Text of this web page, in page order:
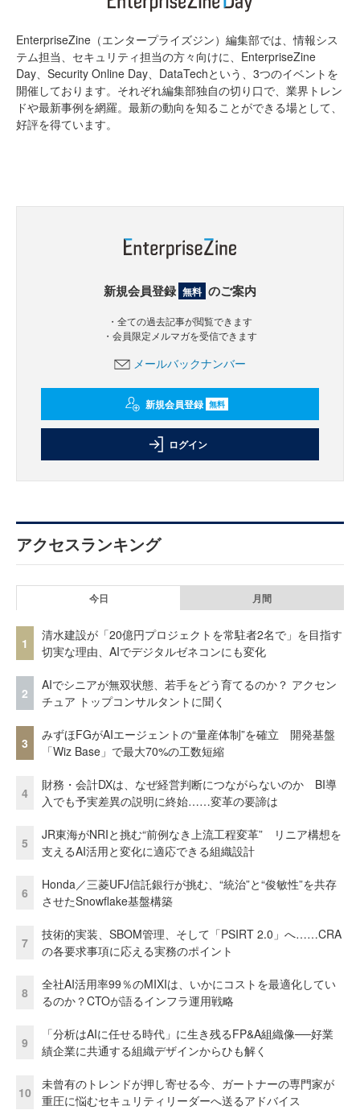
EnterpriseZine（エンタープライズジン）編集部では、情報シス
テム担当、セキュリティ担当の方々向けに、EnterpriseZine
Day、Security Online Day、DataTechという、3つのイベントを
開催しております。それぞれ編集部独自の切り口で、業界トレン
ドや最新事例を網羅。最新の動向を知ることができる場として、
好評を得ています。
新規会員登録 無料 のご案内
・全ての過去記事が閲覧できます
・会員限定メルマガを受信できます
メールバックナンバー
新規会員登録 無料
ログイン
アクセスランキング
今日 月間
1
清水建設が「20億円プロジェクトを常駐者2名で」を目指す
切実な理由、AIでデジタルゼネコンにも変化
2
AIでシニアが無双状態、若手をどう育てるのか？ アクセン
チュア トップコンサルタントに聞く
3
みずほFGがAIエージェントの“量産体制”を確立 開発基盤
「Wiz Base」で最大70%の工数短縮
4
財務・会計DXは、なぜ経営判断につながらないのか BI導
入でも予実差異の説明に終始……変革の要諦は
5
JR東海がNRIと挑む“前例なき上流工程変革” リニア構想を
支えるAI活用と変化に適応できる組織設計
6
Honda／三菱UFJ信託銀行が挑む、“統治”と“俊敏性”を共存
させたSnowflake基盤構築
7
技術的実装、SBOM管理、そして「PSIRT 2.0」へ……CRA
の各要求事項に応える実務のポイント
8
全社AI活用率99％のMIXIは、いかにコストを最適化してい
るのか？CTOが語るインフラ運用戦略
9
「分析はAIに任せる時代」に生き残るFP&A組織像──好業
績企業に共通する組織デザインからひも解く
10
未曾有のトレンドが押し寄せる今、ガートナーの専門家が
重圧に悩むセキュリティリーダーへ送るアドバイス